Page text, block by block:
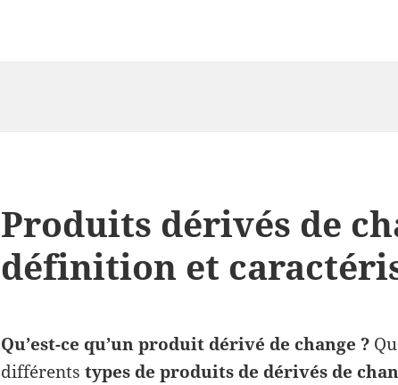
Produits dérivés de
définition et
Qu’est-ce qu’un produit dérivé de change ?
différentstypes de produits de dérivés de